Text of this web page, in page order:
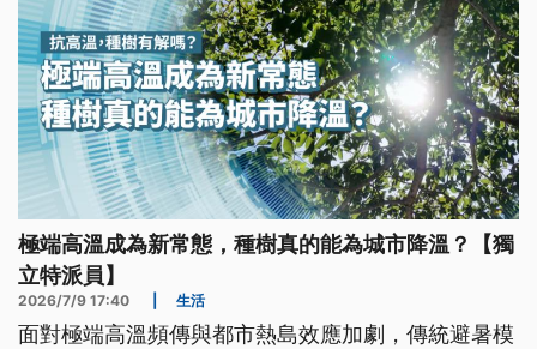
極端高溫成為新常態，種樹真的能為城市降溫？【獨
立特派員】
2026/7/9 17:40 生活
面對極端高溫頻傳與都市熱島效應加劇，傳統避暑模